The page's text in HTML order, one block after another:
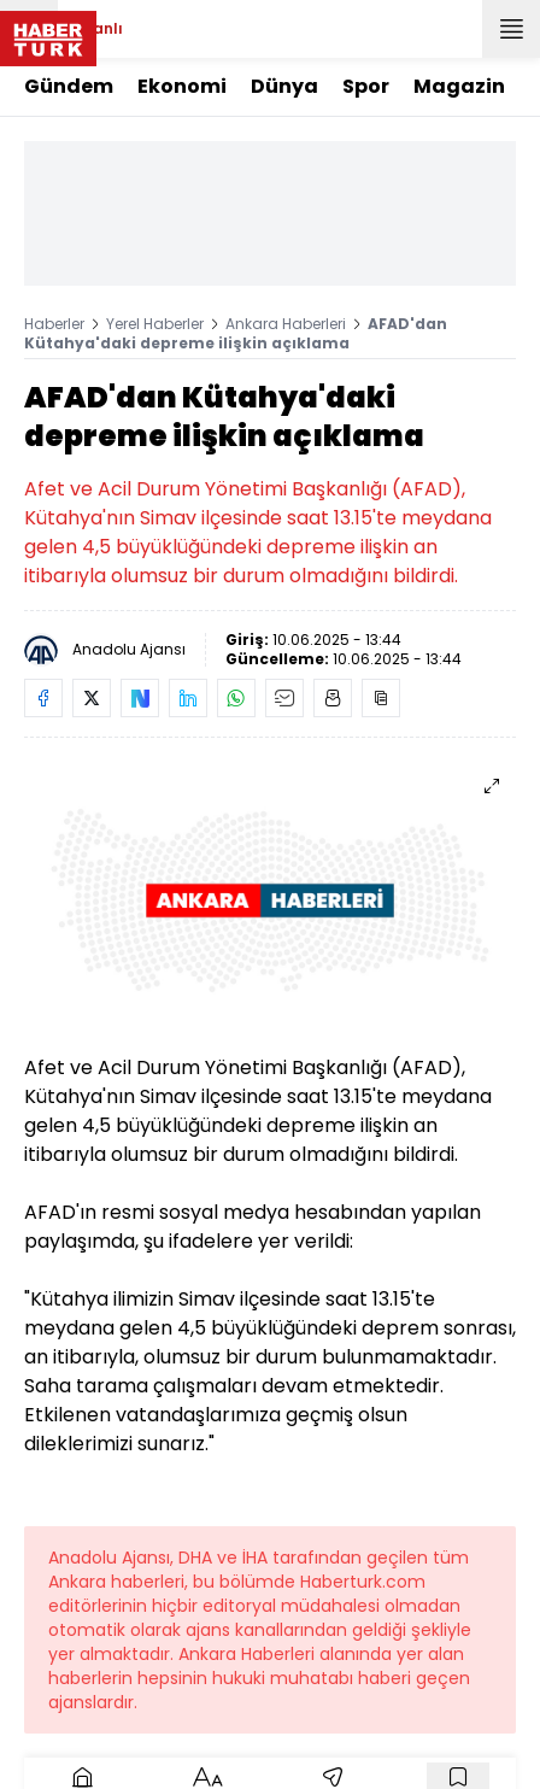
Canlı
Gündem Ekonomi Dünya Spor Magazin
Haberler Yerel Haberler Ankara Haberleri
AFAD'dan
Kütahya'daki depreme ilişkin açıklama
AFAD'dan Kütahya'daki
depreme ilişkin açıklama
Afet ve Acil Durum Yönetimi Başkanlığı (AFAD),
Kütahya'nın Simav ilçesinde saat 13.15'te meydana
gelen 4,5 büyüklüğündeki depreme ilişkin an
itibarıyla olumsuz bir durum olmadığını bildirdi.
Anadolu Ajansı Giriş: 10.06.2025 - 13:44
Güncelleme: 10.06.2025 - 13:44
Afet ve Acil Durum Yönetimi Başkanlığı (AFAD),
Kütahya'nın Simav ilçesinde saat 13.15'te meydana
gelen 4,5 büyüklüğündeki depreme ilişkin an
itibarıyla olumsuz bir durum olmadığını bildirdi.
AFAD'ın resmi sosyal medya hesabından yapılan
paylaşımda, şu ifadelere yer verildi:
"Kütahya ilimizin Simav ilçesinde saat 13.15'te
meydana gelen 4,5 büyüklüğündeki deprem sonrası,
an itibarıyla, olumsuz bir durum bulunmamaktadır.
Saha tarama çalışmaları devam etmektedir.
Etkilenen vatandaşlarımıza geçmiş olsun
dileklerimizi sunarız."
Anadolu Ajansı, DHA ve İHA tarafından geçilen tüm
Ankara haberleri, bu bölümde Haberturk.com
editörlerinin hiçbir editoryal müdahalesi olmadan
otomatik olarak ajans kanallarından geldiği şekliyle
yer almaktadır. Ankara Haberleri alanında yer alan
haberlerin hepsinin hukuki muhatabı haberi geçen
ajanslardır.